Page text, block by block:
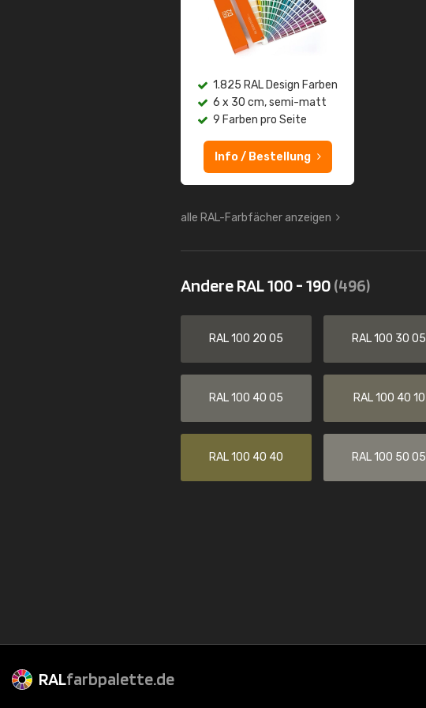
1.825 RAL Design Farben
6 x 30 cm, semi-matt
9 Farben pro Seite
Info / Bestellung
alle RAL-Farbfächer anzeigen
Andere RAL 100 - 190(496)
RAL 100 20 05 RAL 100 30 05
RAL 100 40 05 RAL 100 40 10
RAL 100 40 40 RAL 100 50 05
RALfarbpalette.de